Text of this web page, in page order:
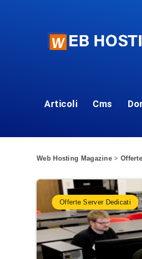
Articoli Cms
Web Hosting Magazine >
Offerte Server Dedicati